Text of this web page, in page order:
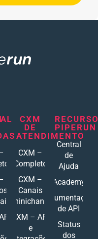
CXM
DE
ATENDIMENTO
CXM –
Completo
CXM –
Canais
Ominichannel
CXM – API
e
PIPERUN
Central
de
Ajuda
Academy
Documentações
de API
Status
dos